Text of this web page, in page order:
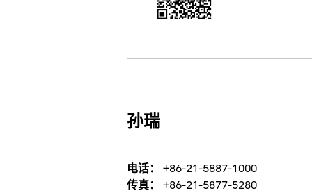
孙瑞
电话：
+86-21-5887-1000
传真：
+86-21-5877-5280